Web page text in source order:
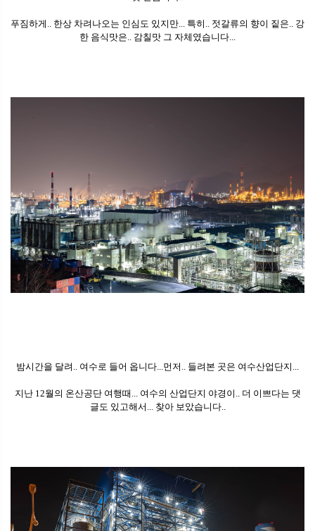
푸짐하게.. 한상 차려나오는 인심도 있지만... 특히.. 젓갈류의 향이 짙은.. 강
한 음식맛은.. 감칠맛 그 자체였습니다...
밤시간을 달려.. 여수로 들어 옵니다...먼저.. 들려본 곳은 여수산업단지...
지난 12월의 온산공단 여행때... 여수의 산업단지 야경이.. 더 이쁘다는 댓
글도 있고해서... 찾아 보았습니다..